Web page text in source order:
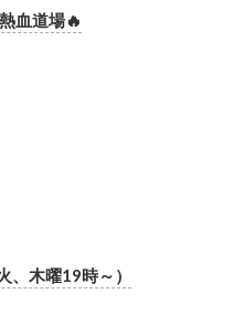
血道場🔥
木曜19時～）